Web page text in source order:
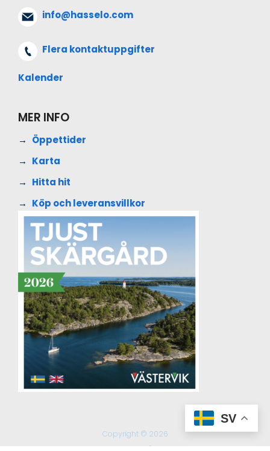
info@hasselo.com
Flera kontaktuppgifter
Kalender
MER INFO
Öppettider
Karta
Hitta hit
Köp och leveransvillkor
Copyright © 2026
En digital lösning från
SV